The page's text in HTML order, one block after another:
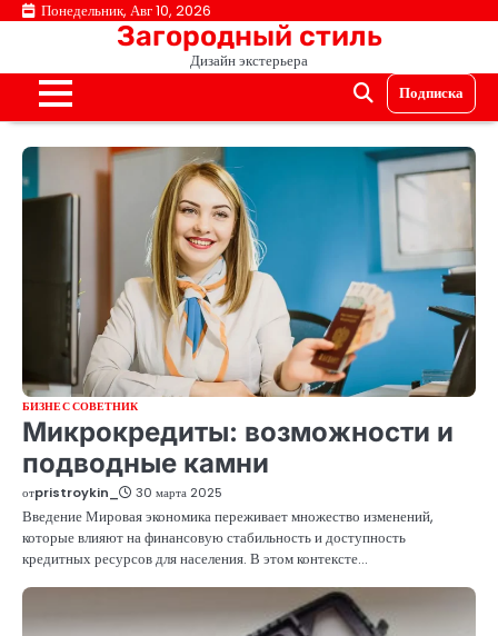
ПерейтиПонедельник, Авг 10, 2026
Загородный стиль
Дизайн экстерьера
Подписка
БИЗНЕС СОВЕТНИК
Микрокредиты: возможности и
подводные камни
отpristroykin_ 30 марта 2025
Введение Мировая экономика переживает множество изменений,
которые влияют на финансовую стабильность и доступность
кредитных ресурсов для населения. В этом контексте…